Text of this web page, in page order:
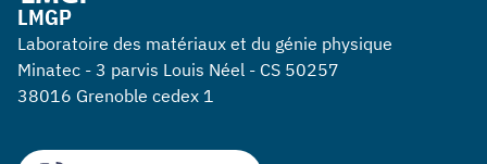
LMGP
Laboratoire des matériaux et du génie physique
Minatec - 3 parvis Louis Néel - CS 50257
38016 Grenoble cedex 1